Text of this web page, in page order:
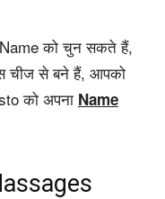
को चुन सकते हैं,
चीज से बने हैं, आपको
को अपना Name